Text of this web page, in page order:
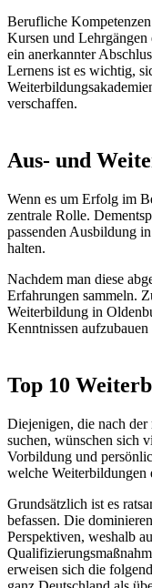
Berufliche
Kursen und
ein anerkannter
Lernens ist es wichtig,
verschaffen.
Aus- und
Wenn es um Erfolg im
zentrale Rolle.
passenden Ausbildung
halten.
Nachdem man diese
Erfahrungen sammeln.
Weiterbildung in
Kenntnissen
Top 10
Diejenigen, die nach
suchen, wünschen sich
Vorbildung und
welche Weiterbildungen
Grundsätzlich ist es
befassen. Die
Perspektiven, weshalb
erweisen sich die